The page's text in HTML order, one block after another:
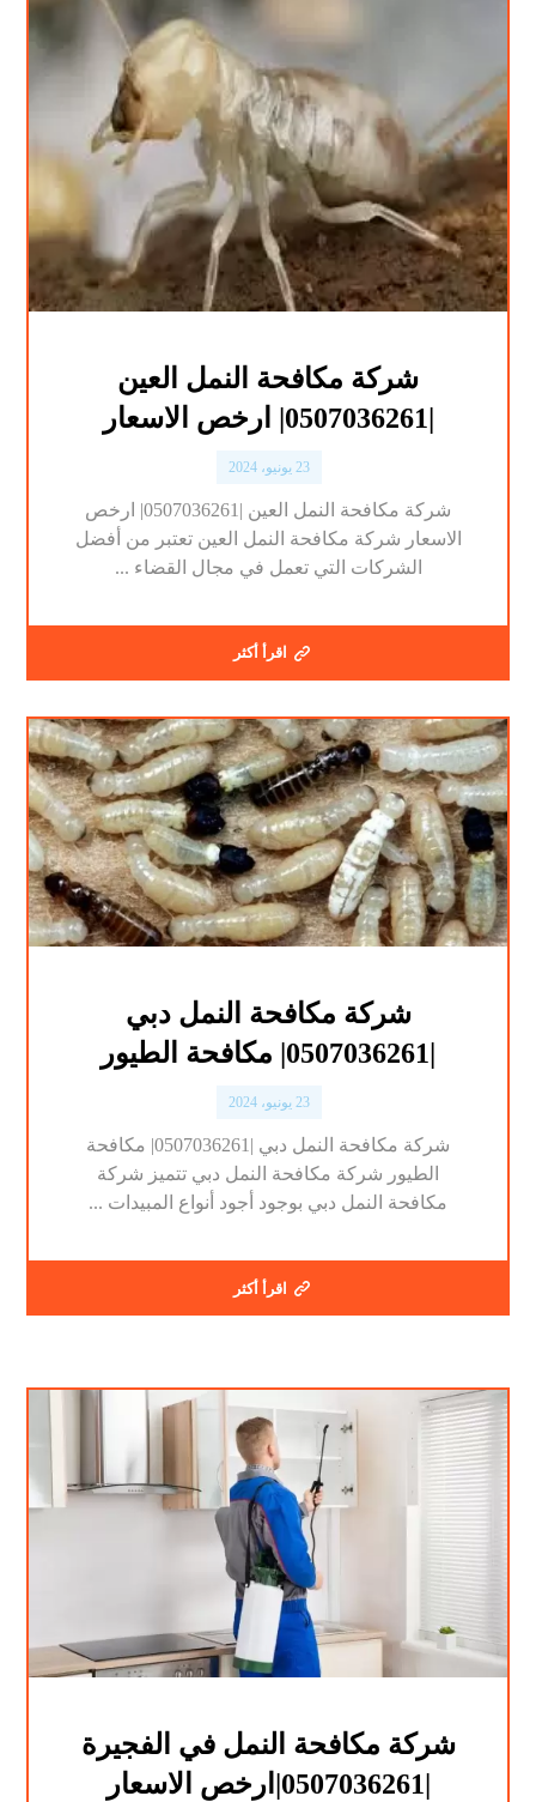
شركة مكافحة النمل العين
|0507036261| ارخص الاسعار
23 يونيو، 2024
شركة مكافحة النمل العين |0507036261| ارخص
الاسعار شركة مكافحة النمل العين تعتبر من أفضل
الشركات التي تعمل في مجال القضاء ...
اقرأ أكثر
شركة مكافحة النمل دبي
|0507036261| مكافحة الطيور
23 يونيو، 2024
شركة مكافحة النمل دبي |0507036261| مكافحة
الطيور شركة مكافحة النمل دبي تتميز شركة
مكافحة النمل دبي بوجود أجود أنواع المبيدات ...
اقرأ أكثر
شركة مكافحة النمل في الفجيرة
|0507036261|ارخص الاسعار